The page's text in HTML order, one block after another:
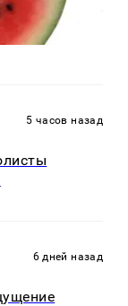
5 часов назад
6 дней назад